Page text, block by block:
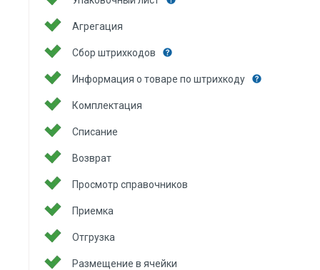
Агрегация
Сбор штрихкодов
Информация о товаре по штрихкоду
Комплектация
Списание
Возврат
Просмотр справочников
Приемка
Отгрузка
Размещение в ячейки